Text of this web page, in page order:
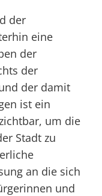
der
eine
der
der
der damit
ist ein
um die
Stadt zu
an die sich
und